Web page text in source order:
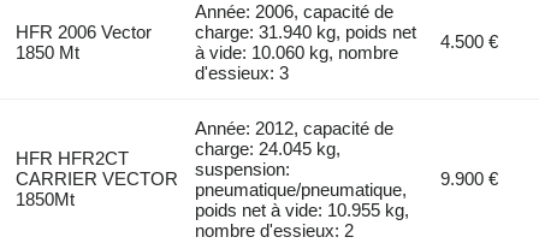
HFR 2006 Vector
1850 Mt
Année: 2006, capacité de
charge: 31.940 kg, poids net
à vide: 10.060 kg, nombre
d'essieux: 3
4.500 €
HFR HFR2CT
CARRIER VECTOR
1850Mt
Année: 2012, capacité de
charge: 24.045 kg,
suspension:
pneumatique/pneumatique,
poids net à vide: 10.955 kg,
nombre d'essieux: 2
9.900 €